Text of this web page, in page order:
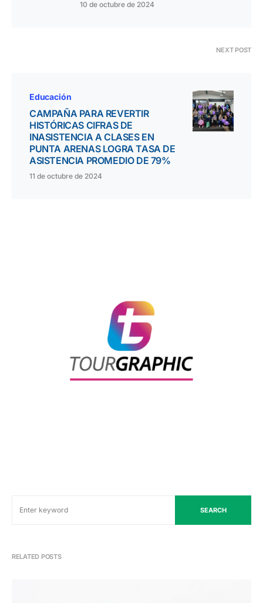
10 de octubre de 2024
NEXT POST
Educación
CAMPAÑA PARA REVERTIR
HISTÓRICAS CIFRAS DE
INASISTENCIA A CLASES EN
PUNTA ARENAS LOGRA TASA DE
ASISTENCIA PROMEDIO DE 79%
11 de octubre de 2024
SEARCH
RELATED POSTS